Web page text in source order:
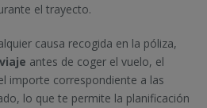
el trayecto.
causa recogida en la póliza,
antes de coger el vuelo, el
importe correspondiente a las
lo que te permite la planificación